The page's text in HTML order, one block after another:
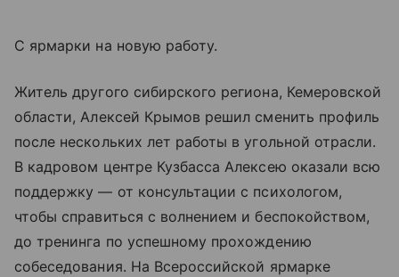
С ярмарки на новую работу.
Житель другого сибирского региона, Кемеровской
области, Алексей Крымов решил сменить профиль
после нескольких лет работы в угольной отрасли.
В кадровом центре Кузбасса Алексею оказали всю
поддержку — от консультации с психологом,
чтобы справиться с волнением и беспокойством,
до тренинга по успешному прохождению
собеседования. На Всероссийской ярмарке